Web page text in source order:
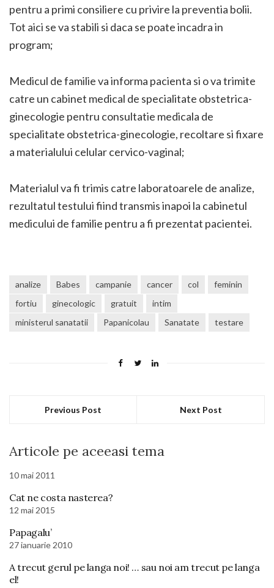
pentru a primi consiliere cu privire la preventia bolii.
Tot aici se va stabili si daca se poate incadra in
program;
Medicul de familie va informa pacienta si o va trimite
catre un cabinet medical de specialitate obstetrica-
ginecologie pentru consultatie medicala de
specialitate obstetrica-ginecologie, recoltare si fixare
a materialului celular cervico-vaginal;
Materialul va fi trimis catre laboratoarele de analize,
rezultatul testului fiind transmis inapoi la cabinetul
medicului de familie pentru a fi prezentat pacientei.
analize Babes campanie cancer col
feminin
fortiu
ginecologic gratuit
intim
ministerul sanatatii
Papanicolau Sanatate testare
Previous Post Next Post
Articole pe aceeasi tema
10 mai 2011
Cat ne costa nasterea?
12 mai 2015
Papagalu’
27 ianuarie 2010
A trecut gerul pe langa noi! … sau noi am trecut pe langa
el!